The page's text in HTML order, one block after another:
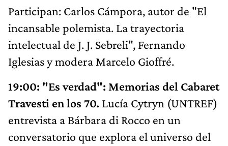
Participan: Carlos Cámpora, autor de "El
incansable polemista. La trayectoria
intelectual de J. J. Sebreli", Fernando
Iglesias y modera Marcelo Gioffré.
19:00: "Es verdad": Memorias del Cabaret
Travesti en los 70. Lucía Cytryn (UNTREF)
entrevista a Bárbara di Rocco en un
conversatorio que explora el universo del